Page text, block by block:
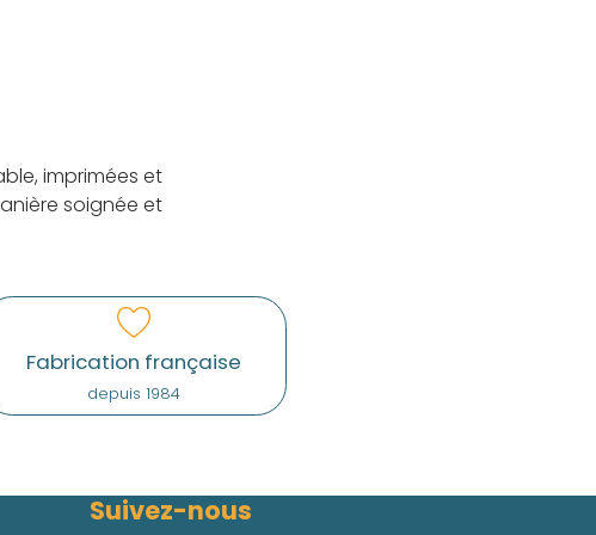
imprimées et
soignée et
Fabrication française
depuis 1984
Suivez-nous